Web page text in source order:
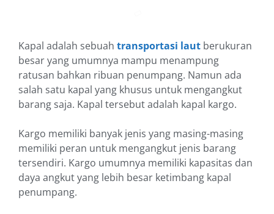
Kapal adalah sebuah transportasi laut berukuran
besar yang umumnya mampu menampung
ratusan bahkan ribuan penumpang. Namun ada
salah satu kapal yang khusus untuk mengangkut
barang saja. Kapal tersebut adalah kapal kargo.
Kargo memiliki banyak jenis yang masing-masing
memiliki peran untuk mengangkut jenis barang
tersendiri. Kargo umumnya memiliki kapasitas dan
daya angkut yang lebih besar ketimbang kapal
penumpang.